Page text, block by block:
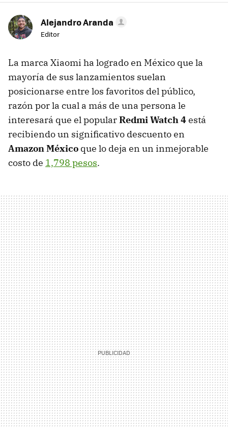
Alejandro Aranda
Editor
La marca Xiaomi ha logrado en México que la
mayoría de sus lanzamientos suelan
posicionarse entre los favoritos del público,
razón por la cual a más de una persona le
interesará que el popularRedmi Watch 4está
recibiendo un significativo descuento en
Amazon México que lo deja en un inmejorable
costo de 1,798 pesos.